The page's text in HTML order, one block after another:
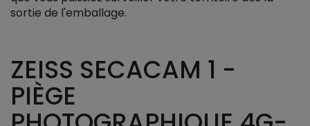
sortie de l'emballage.
ZEISS SECACAM 1 -
PIÈGE